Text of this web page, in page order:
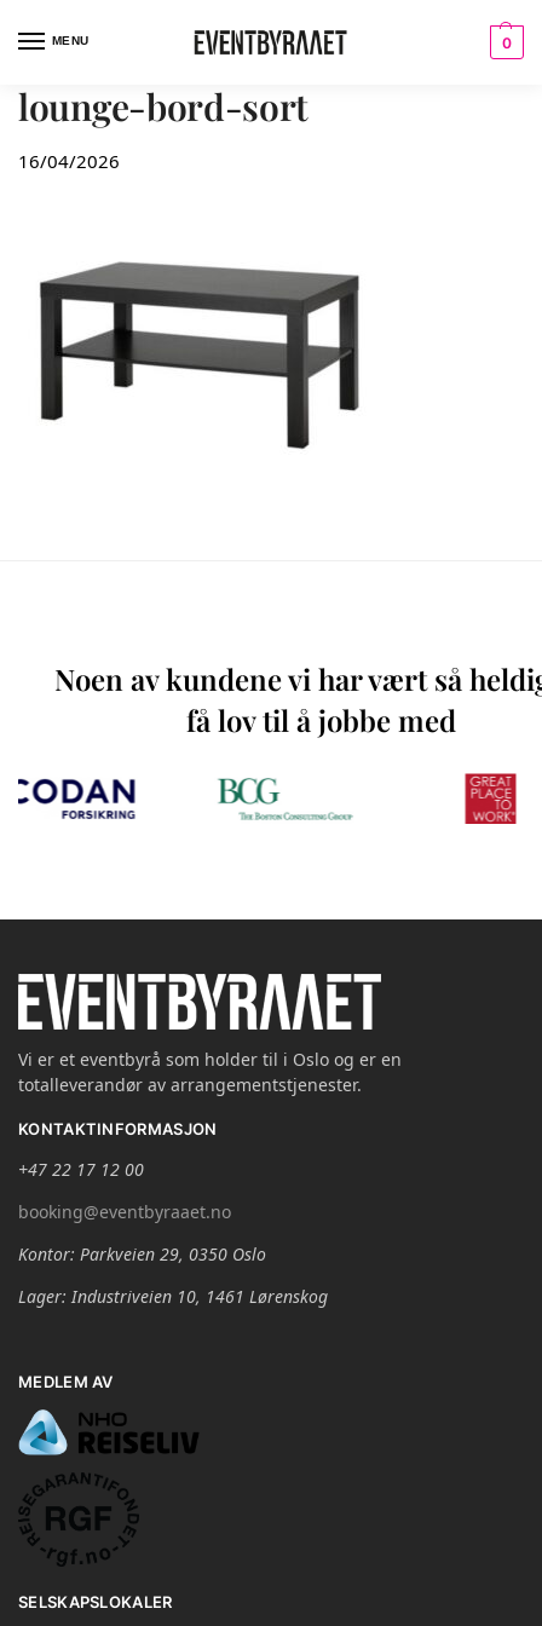
MENU 0
lounge-bord-sort
16/04/2026
Noen av kundene vi har vært så
få lov til å jobbe med
Vi er et eventbyrå som holder til i Oslo og er en
totalleverandør av arrangementstjenester.
KONTAKTINFORMASJON
+47 22 17 12 00
booking@eventbyraaet.no
Kontor: Parkveien 29, 0350 Oslo
Lager: Industriveien 10, 1461 Lørenskog
MEDLEM AV
SELSKAPSLOKALER